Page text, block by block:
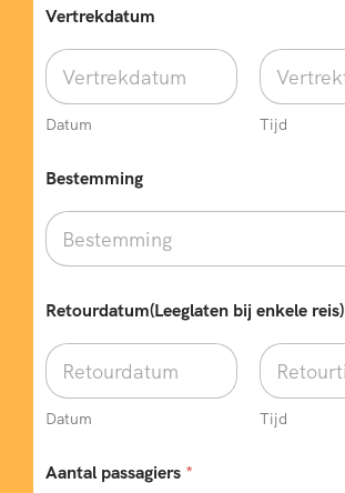
Vertrekdatum
Datum Tijd
Bestemming
Retourdatum(Leeglaten bij enkele reis)
Datum Tijd
Aantal passagiers *